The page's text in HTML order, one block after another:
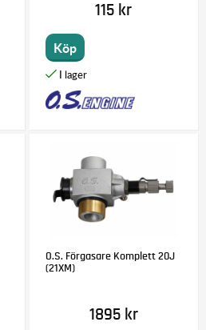
115 kr
Köp
O.S. Förgasare Komplett 20J
(21XM)
1895 kr